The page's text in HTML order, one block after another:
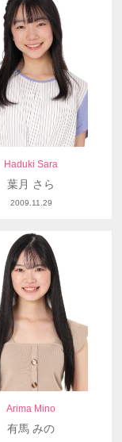
Haduki Sara
葉月 さら
2009.11.29
Arima Mino
有馬 みの